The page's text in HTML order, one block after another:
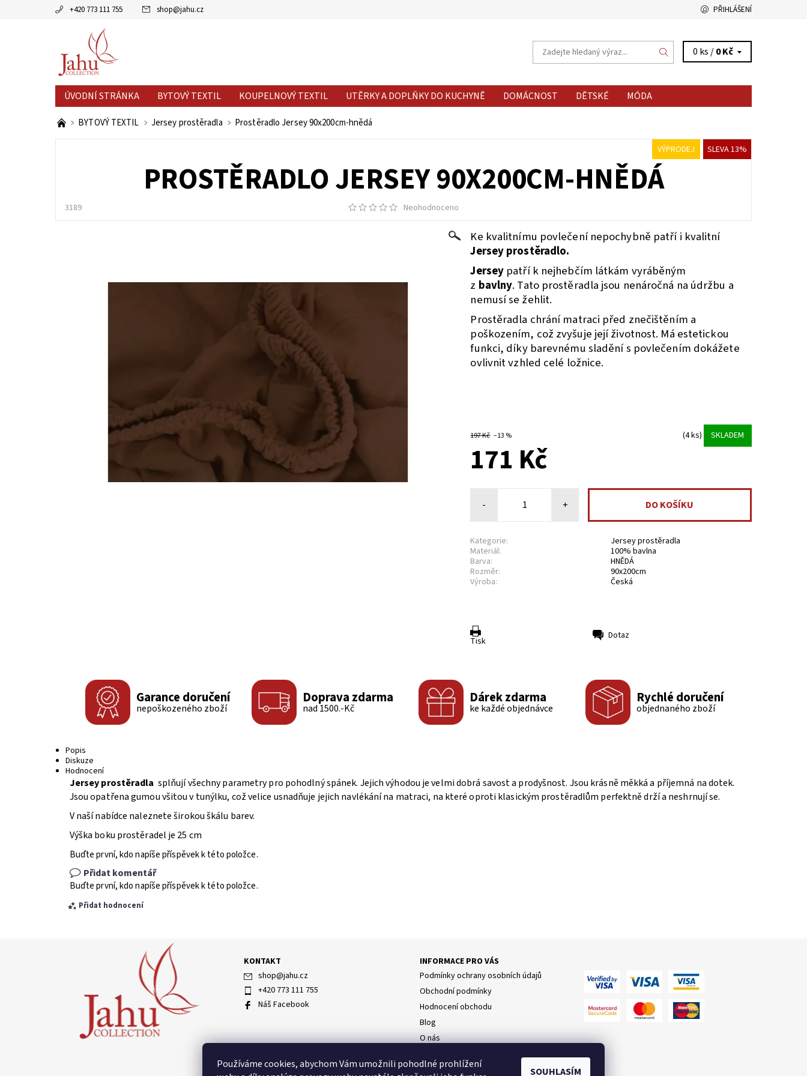
+420 773 111 755 shop@jahu.cz PŘIHLÁŠENÍ
0 ks /0 Kč
ÚVODNÍ STRÁNKA BYTOVÝ TEXTIL KOUPELNOVÝ TEXTIL UTĚRKY A DOPLŇKY DO KUCHYNĚ DOMÁCNOST DĚTSKÉ
MÓDA
AKCE MĚSÍCE
VÝPRODEJ %
BYTOVÝ TEXTIL Jersey prostěradla Prostěradlo Jersey 90x200cm-hnědá
VÝPRODEJ SLEVA 13%
PROSTĚRADLO JERSEY 90X200CM-HNĚDÁ
3189 Neohodnoceno
Ke kvalitnímu povlečení nepochybně patří i kvalitní
Jersey prostěradlo.
Jersey patří k nejhebčím látkám vyráběným
z bavlny. Tato prostěradla jsou nenáročná na údržbu a
nemusí se žehlit.
Prostěradla chrání matraci před znečištěním a
poškozením, což zvyšuje její životnost. Má estetickou
funkci, díky barevnému sladění s povlečením dokážete
ovlivnit vzhled celé ložnice.
197 Kč –13 % (4 ks) SKLADEM
171 Kč
- +
Kategorie:
Jersey prostěradla
Materiál:
100% bavlna
Barva:
HNĚDÁ
Rozměr:
90x200cm
Výroba:
Česká
Tisk Dotaz
Garance doručení
nepoškozeného zboží
Doprava zdarma
nad 1500.-Kč
Dárek zdarma
ke každé objednávce
Rychlé doručení
objednaného zboží
Popis
Diskuze
Hodnocení
Jersey prostěradla splňují všechny parametry pro pohodlný spánek. Jejich výhodou je velmi dobrá savost a prodyšnost. Jsou krásně měkká a příjemná na dotek.
Jsou opatřena gumou všitou v tunýlku, což velice usnadňuje jejich navlékání na matraci, na které oproti klasickým prostěradlům perfektně drží a neshrnují se.
V naší nabídce naleznete širokou škálu barev.
Výška boku prostěradel je 25 cm
Buďte první, kdo napíše příspěvek k této položce.
Přidat komentář
Buďte první, kdo napíše příspěvek k této položce.
Přidat hodnocení
podmínkami ochrany osobních údajů
KONTAKT
shop@jahu.cz
+420 773 111 755
Náš Facebook
INFORMACE PRO VÁS
Podmínky ochrany osobních údajů
Obchodní podmínky
Hodnocení obchodu
Blog
O nás
Napište nám
Používáme cookies, abychom Vám umožnili pohodlné prohlížení
SOUHLASÍM